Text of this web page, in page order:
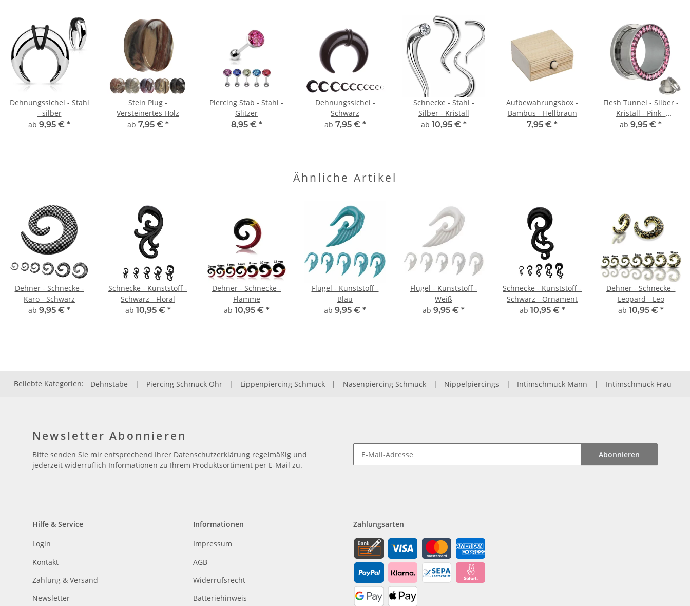
Dehnungssichel - Stahl
- silber
ab 9,95 € *
Stein Plug -
Versteinertes Holz
ab 7,95 € *
Piercing Stab - Stahl -
Glitzer
8,95 € *
Dehnungssichel -
Schwarz
ab 7,95 € *
Schnecke - Stahl -
Silber - Kristall
ab 10,95 € *
Aufbewahrungsbox -
Bambus - Hellbraun
7,95 € *
Flesh Tunnel - Silber -
Kristall - Pink -
Schutzschicht
ab 9,95 € *
Ähnliche Artikel
Dehner - Schnecke -
Karo - Schwarz
ab 9,95 € *
Schnecke - Kunststoff -
Schwarz - Floral
ab 10,95 € *
Dehner - Schnecke -
Flamme
ab 10,95 € *
Flügel - Kunststoff -
Blau
ab 9,95 € *
Flügel - Kunststoff -
Weiß
ab 9,95 € *
Schnecke - Kunststoff -
Schwarz - Ornament
ab 10,95 € *
Dehner - Schnecke -
Leopard - Leo
ab 10,95 € *
Beliebte Kategorien: Dehnstäbe | Piercing Schmuck Ohr | Lippenpiercing Schmuck | Nasenpiercing Schmuck | Nippelpiercings | Intimschmuck Mann | Intimschmuck Frau
Newsletter Abonnieren
Bitte senden Sie mir entsprechend Ihrer Datenschutzerklärung regelmäßig und
jederzeit widerruflich Informationen zu Ihrem Produktsortiment per E-Mail zu.
Abonnieren
Hilfe & Service
Login
Kontakt
Zahlung & Versand
Newsletter
Informationen
Impressum
AGB
Widerrufsrecht
Batteriehinweis
Zahlungsarten